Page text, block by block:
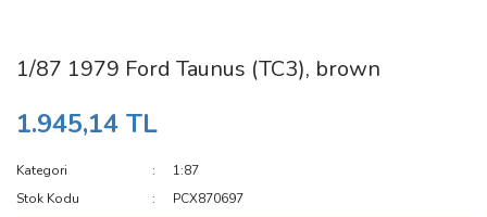
1/87 1979 Ford Taunus (TC3), brown
1.945,14 TL
Kategori
1:87
Stok Kodu
PCX870697